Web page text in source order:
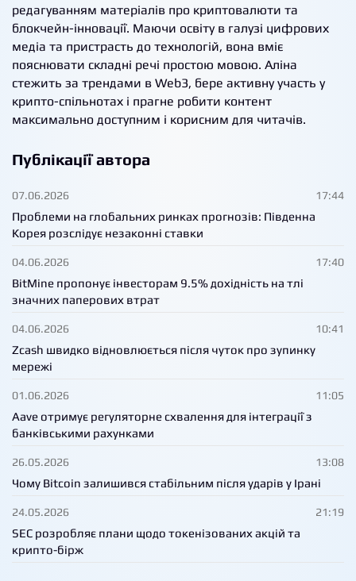
редагуванням матеріалів про криптовалюти та
блокчейн-інновації. Маючи освіту в галузі цифрових
медіа та пристрасть до технологій, вона вміє
пояснювати складні речі простою мовою. Аліна
стежить за трендами в Web3, бере активну участь у
крипто-спільнотах і прагне робити контент
максимально доступним і корисним для читачів.
Публікації автора
07.06.2026 17:44
Проблеми на глобальних ринках прогнозів: Південна
Корея розслідує незаконні ставки
04.06.2026 17:40
BitMine пропонує інвесторам 9.5% дохідність на тлі
значних паперових втрат
04.06.2026 10:41
Zcash швидко відновлюється після чуток про зупинку
мережі
01.06.2026 11:05
Aave отримує регуляторне схвалення для інтеграції з
банківськими рахунками
26.05.2026 13:08
Чому Bitcoin залишився стабільним після ударів у Ірані
24.05.2026 21:19
SEC розробляє плани щодо токенізованих акцій та
крипто-бірж